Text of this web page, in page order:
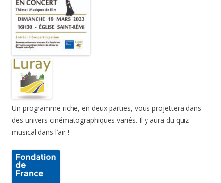
Un programme riche, en deux parties, vous projettera dans
des univers cinématographiques variés. Il y aura du quiz
musical dans l’air !